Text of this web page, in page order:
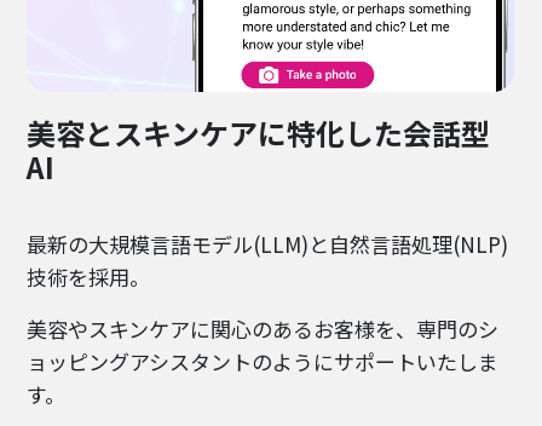
美容とスキンケアに特化した会話型
AI
最新の大規模言語モデル(LLM)と自然言語処理(NLP)
技術を採用。
美容やスキンケアに関心のあるお客様を、専門のシ
ョッピングアシスタントのようにサポートいたしま
す。